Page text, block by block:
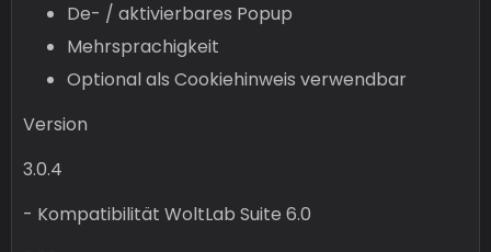
De- / aktivierbares Popup
Mehrsprachigkeit
Optional als Cookiehinweis verwendbar
Version
3.0.4
- Kompatibilität WoltLab Suite 6.0